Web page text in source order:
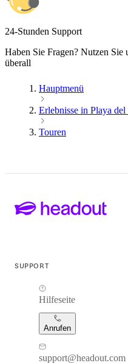
24-Stunden Support
Haben Sie Fragen? Nutzen
überall
Hauptmenü
Erlebnisse in Playa del
Touren
SUPPORT
Hilfeseite
Anrufen
support@headout.com